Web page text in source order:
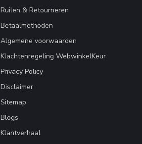
Ruilen & Retourneren
Betaalmethoden
Algemene voorwaarden
Klachtenregeling WebwinkelKeur
Privacy Policy
Disclaimer
Sitemap
Blogs
Klantverhaal